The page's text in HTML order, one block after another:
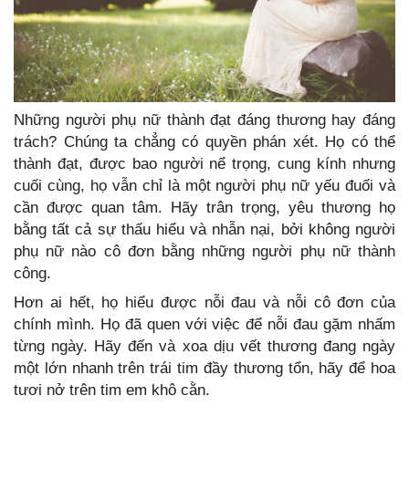
Những người phụ nữ thành đạt đáng thương hay đáng
trách? Chúng ta chẳng có quyền phán xét. Họ có thể
thành đạt, được bao người nể trọng, cung kính nhưng
cuối cùng, họ vẫn chỉ là một người phụ nữ yếu đuối và
cần được quan tâm. Hãy trân trọng, yêu thương họ
bằng tất cả sự thấu hiểu và nhẫn nại, bởi không người
phụ nữ nào cô đơn bằng những người phụ nữ thành
công.
Hơn ai hết, họ hiểu được nỗi đau và nỗi cô đơn của
chính mình. Họ đã quen với việc để nỗi đau gặm nhấm
từng ngày. Hãy đến và xoa dịu vết thương đang ngày
một lớn nhanh trên trái tim đầy thương tổn, hãy để hoa
tươi nở trên tim em khô cằn.